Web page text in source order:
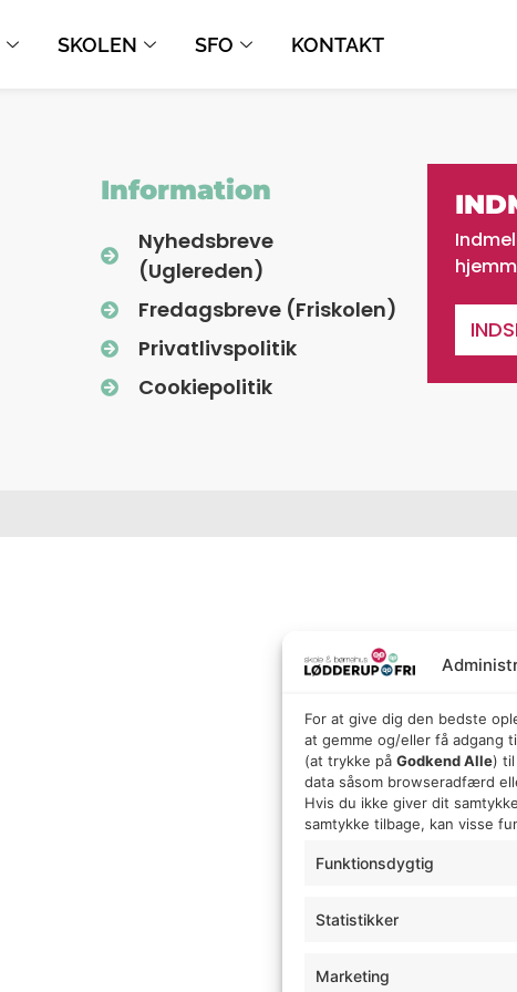
For at give dig den bedste
at gemme og/eller få adgang
(at trykke på Godkend Alle) til
data såsom browseradfærd
Hvis du ikke giver dit
samtykke tilbage, kan visse
Funktionsdygtig
Statistikker
Marketing
SKOLEN SFO KONTAKT
Information
Nyhedsbreve
(Uglereden)
Fredagsbreve (Friskolen)
Privatlivspolitik
Cookiepolitik